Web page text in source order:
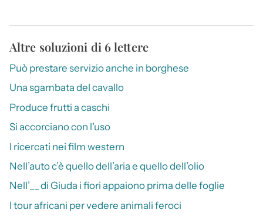
Altre soluzioni di 6 lettere
Può prestare servizio anche in borghese
Una sgambata del cavallo
Produce frutti a caschi
Si accorciano con l’uso
I ricercati nei film western
Nell’auto c’è quello dell’aria e quello dell’olio
Nell’__ di Giuda i fiori appaiono prima delle foglie
I tour africani per vedere animali feroci